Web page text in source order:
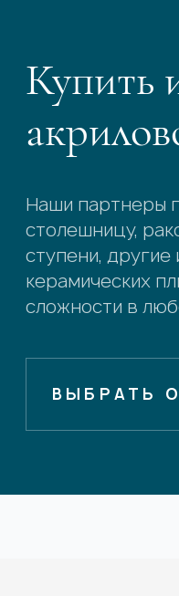
Купить
Наши партнеры
столешницу,
ступени, другие
керамических
сложности в
ВЫБРАТЬ